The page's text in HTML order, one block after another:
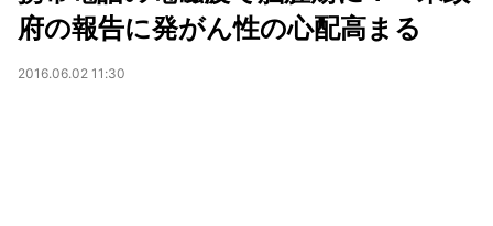
府の報告に発がん性の心配高まる
2016.06.02 11:30